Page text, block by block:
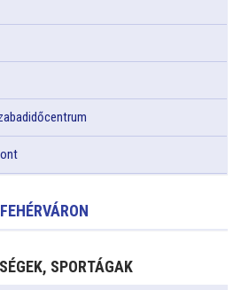
SPORTÁGAK